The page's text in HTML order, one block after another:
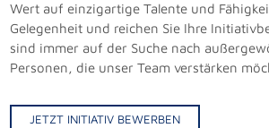
Wert auf einzigartige Talente und
Gelegenheit und reichen Sie Ihre
sind immer auf der Suche nach
Personen, die unser Team verstärken
JETZT INITIATIV BEWERBEN